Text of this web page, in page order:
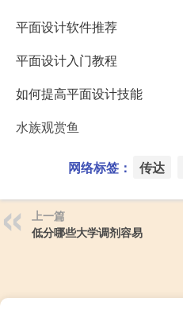
平面设计软件推荐
平面设计入门教程
如何提高平面设计技能
水族观赏鱼
网络标签： 传达
上一篇
低分哪些大学调剂容易